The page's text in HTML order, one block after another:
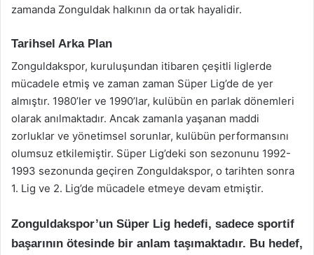
zamanda Zonguldak halkının da ortak hayalidir.
Tarihsel Arka Plan
Zonguldakspor, kuruluşundan itibaren çeşitli liglerde
mücadele etmiş ve zaman zaman Süper Lig’de de yer
almıştır. 1980’ler ve 1990’lar, kulübün en parlak dönemleri
olarak anılmaktadır. Ancak zamanla yaşanan maddi
zorluklar ve yönetimsel sorunlar, kulübün performansını
olumsuz etkilemiştir. Süper Lig’deki son sezonunu 1992-
1993 sezonunda geçiren Zonguldakspor, o tarihten sonra
1. Lig ve 2. Lig’de mücadele etmeye devam etmiştir.
Zonguldakspor’un Süper Lig hedefi, sadece sportif
başarının ötesinde bir anlam taşımaktadır. Bu hedef,